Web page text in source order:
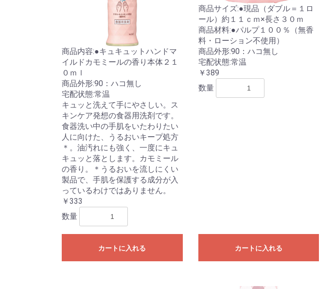
商品内容:●キュキュットハンドマ
イルドカモミールの香り本体２１
０ｍｌ
商品外形:90：ハコ無し
宅配状態:常温
キュッと洗えて手にやさしい。ス
キンケア発想の食器用洗剤です。
食器洗い中の手肌をいたわりたい
人に向けた、うるおいキープ処方
＊。油汚れにも強く、一度にキュ
キュッと落とします。カモミール
の香り。＊うるおいを流しにくい
製品で、手肌を保護する成分が入
っているわけではありません。
￥333
数量
カートに入れる
商品サイズ:●現品（ダブル＝１ロ
ール）約１１ｃｍ×長さ３０ｍ
商品材料:●パルプ１００％（無香
料・ローション不使用）
商品外形:90：ハコ無し
宅配状態:常温
￥389
数量
カートに入れる